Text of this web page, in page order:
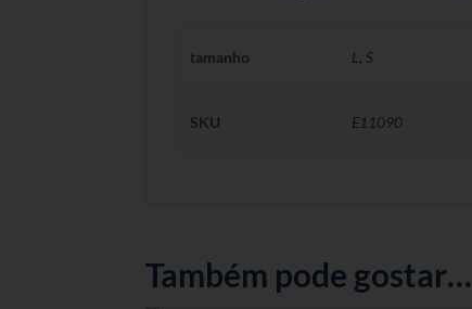
tamanho L , S
SKU E11090
Também pode gostar…